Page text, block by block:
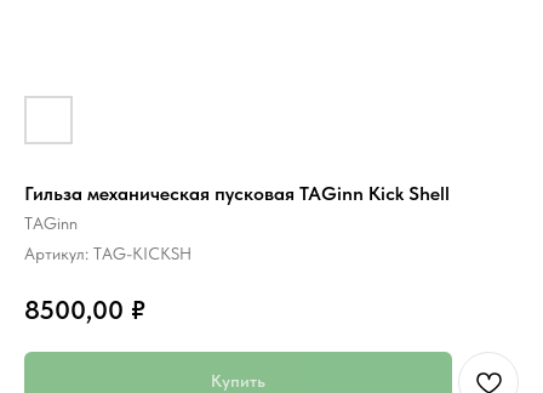
Гильза механическая пусковая TAGinn Kick Shell
TAGinn
Артикул: TAG-KICKSH
8500,00 ₽
Купить